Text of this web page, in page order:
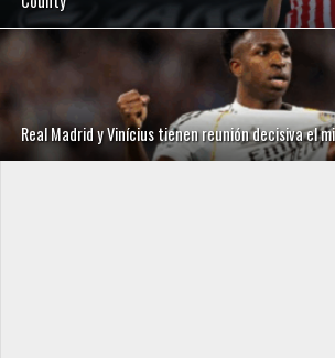
Real Madrid y Vinícius tienen reunión decisiva el